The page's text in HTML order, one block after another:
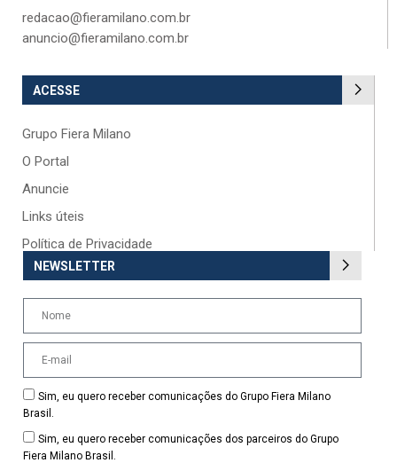
redacao@fieramilano.com.br
anuncio@fieramilano.com.br
ACESSE
Grupo Fiera Milano
O Portal
Anuncie
Links úteis
Política de Privacidade
NEWSLETTER
Sim, eu quero receber comunicações do Grupo Fiera Milano
Brasil.
Sim, eu quero receber comunicações dos parceiros do Grupo
Fiera Milano Brasil.